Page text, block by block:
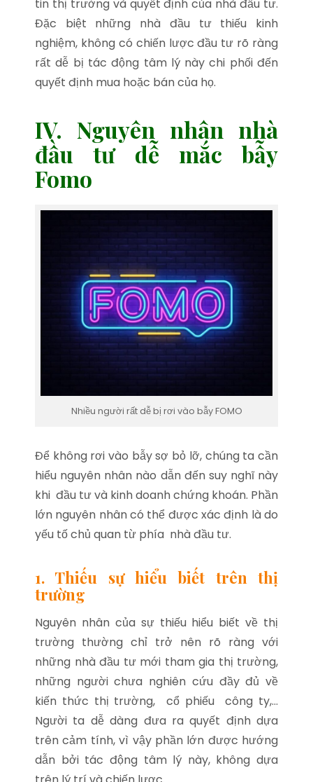
tin thị trường và quyết định của nhà đầu tư.
Đặc biệt những nhà đầu tư thiếu kinh
nghiệm, không có chiến lược đầu tư rõ ràng
rất dễ bị tác động tâm lý này chi phối đến
quyết định mua hoặc bán của họ.
IV. Nguyên nhân nhà
đầu tư dễ mắc bẫy
Fomo
Nhiều người rất dễ bị rơi vào bẫy FOMO
Để không rơi vào bẫy sợ bỏ lỡ, chúng ta cần
hiểu nguyên nhân nào dẫn đến suy nghĩ này
khi đầu tư và kinh doanh chứng khoán. Phần
lớn nguyên nhân có thể được xác định là do
yếu tố chủ quan từ phía nhà đầu tư.
1. Thiếu sự hiểu biết trên thị
trường
Nguyên nhân của sự thiếu hiểu biết về thị
trường thường chỉ trở nên rõ ràng với
những nhà đầu tư mới tham gia thị trường,
những người chưa nghiên cứu đầy đủ về
kiến ​​thức thị trường, cổ phiếu công ty,…
Người ta dễ dàng đưa ra quyết định dựa
trên cảm tính, vì vậy phần lớn được hướng
dẫn bởi tác động tâm lý này, không dựa